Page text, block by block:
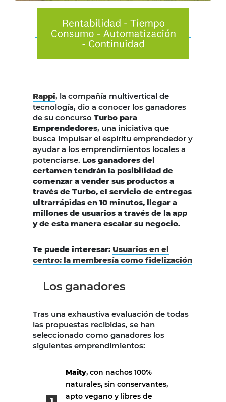
Rappi, la compañía multivertical de
tecnología, dio a conocer los ganadores
de su concurso Turbo para
Emprendedores, una iniciativa que
busca impulsar el espíritu emprendedor y
ayudar a los emprendimientos locales a
potenciarse. Los ganadores del
certamen tendrán la posibilidad de
comenzar a vender sus productos a
través de Turbo, el servicio de entregas
ultrarrápidas en 10 minutos, llegar a
millones de usuarios a través de la app
y de esta manera escalar su negocio.
Te puede interesar: Usuarios en el
centro: la membresía como fidelización
Los ganadores
Tras una exhaustiva evaluación de todas
las propuestas recibidas, se han
seleccionado como ganadores los
siguientes emprendimientos:
Maity, con nachos 100%
naturales, sin conservantes,
apto vegano y libres de